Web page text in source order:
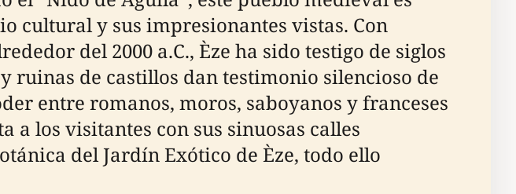
cultural y sus impresionantes vistas. Con
del 2000 a.C., Èze ha sido testigo de siglos
de castillos dan testimonio silencioso de
entre romanos, moros, saboyanos y franceses
a los visitantes con sus sinuosas calles
del Jardín Exótico de Èze, todo ello